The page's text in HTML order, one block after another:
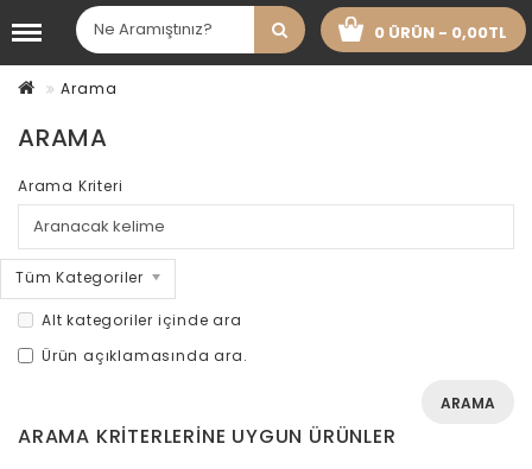
0 ÜRÜN - 0,00TL
Arama
ARAMA
Arama Kriteri
Tüm Kategoriler
Alt kategoriler içinde ara
Ürün açıklamasında ara.
ARAMA KRITERLERINE UYGUN ÜRÜNLER